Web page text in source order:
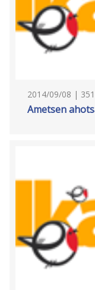
2014/09/08 | 351
Ametsen